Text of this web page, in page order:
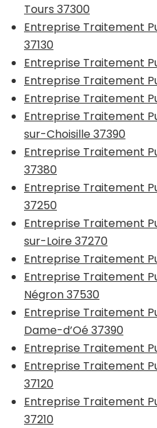
Tours 37300
Entreprise Traitement
37130
Entreprise Traitement
Entreprise Traitement
Entreprise Traitement
Entreprise Traitement
sur-Choisille 37390
Entreprise Traitement
37380
Entreprise Traitement
37250
Entreprise Traitement
sur-Loire 37270
Entreprise Traitement
Entreprise Traitement
Négron 37530
Entreprise Traitement
Dame-d’Oé 37390
Entreprise Traitement
Entreprise Traitement
37120
Entreprise Traitement
37210